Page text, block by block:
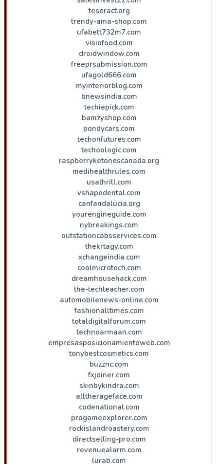
teseract.org
trendy-ama-shop.com
ufabett732m7.com
visiofood.com
droidwindow.com
freeprsubmission.com
ufagold666.com
myinteriorblog.com
bnewsindia.com
techiepick.com
bamzyshop.com
pondycars.com
techonfutures.com
techoologic.com
raspberryketonescanada.org
medihealthrules.com
usathrill.com
vshapedental.com
canfandalucia.org
yourengineguide.com
nybreakings.com
outstationcabsservices.com
thekrtagy.com
xchangeindia.com
coolmicrotech.com
dreamhousehack.com
the-techteacher.com
automobilenews-online.com
fashionalltimes.com
totaldigitalforum.com
technoarmaan.com
empresasposicionamientoweb.com
tonybestcosmetics.com
buzznc.com
fxjoiner.com
skinbykindra.com
alltherageface.com
codenational.com
progameexplorer.com
rockislandroastery.com
directselling-pro.com
revenuealarm.com
lurab.com